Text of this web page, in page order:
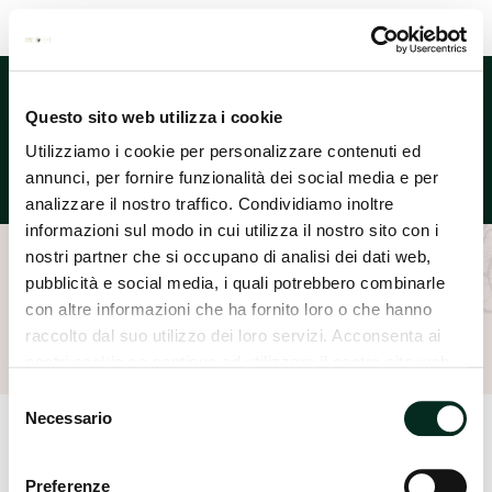
Questo sito web utilizza i cookie
Utilizziamo i cookie per personalizzare contenuti ed
annunci, per fornire funzionalità dei social media e per
analizzare il nostro traffico. Condividiamo inoltre
informazioni sul modo in cui utilizza il nostro sito con i
nostri partner che si occupano di analisi dei dati web,
pubblicità e social media, i quali potrebbero combinarle
con altre informazioni che ha fornito loro o che hanno
raccolto dal suo utilizzo dei loro servizi. Acconsenta ai
delNecessario
Preferenze
Home Abteilungen Körperpflege Bioclin